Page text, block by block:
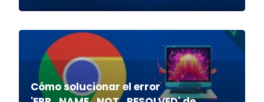
Cómo solucionar el error